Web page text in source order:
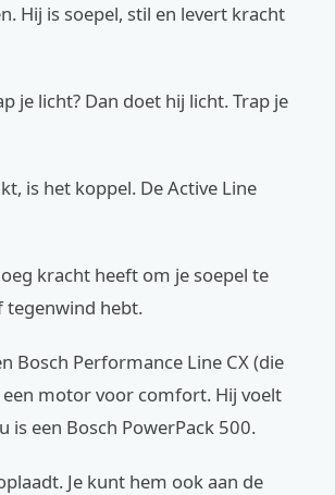
Hij is soepel, stil en levert kracht
je licht? Dan doet hij licht. Trap je
is het koppel. De Active Line
kracht heeft om je soepel te
tegenwind hebt.
Bosch Performance Line CX (die
motor voor comfort. Hij voelt
is een Bosch PowerPack 500.
Je kunt hem ook aan de